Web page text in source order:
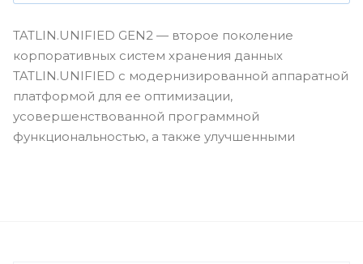
TATLIN.UNIFIED GEN2 — второе поколение
корпоративных систем хранения данных
TATLIN.UNIFIED с модернизированной аппаратной
платформой для ее оптимизации,
усовершенствованной программной
функциональностью, а также улучшенными